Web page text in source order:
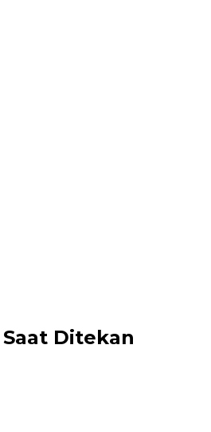
Ditekan